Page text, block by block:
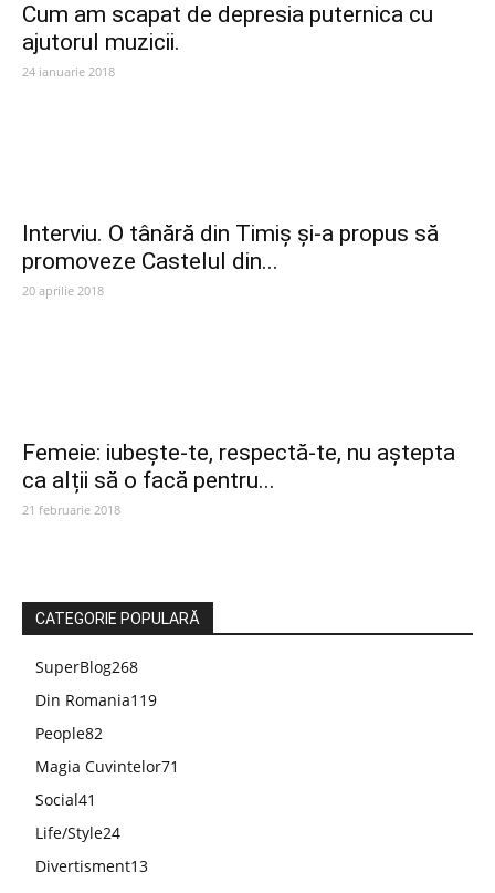
Cum am scapat de depresia puternica cu
ajutorul muzicii.
24 ianuarie 2018
Interviu. O tânără din Timiș și-a propus să
promoveze Castelul din...
20 aprilie 2018
Femeie: iubește-te, respectă-te, nu aștepta
ca alții să o facă pentru...
21 februarie 2018
CATEGORIE POPULARĂ
SuperBlog268
Din Romania119
People82
Magia Cuvintelor71
Social41
Life/Style24
Divertisment13